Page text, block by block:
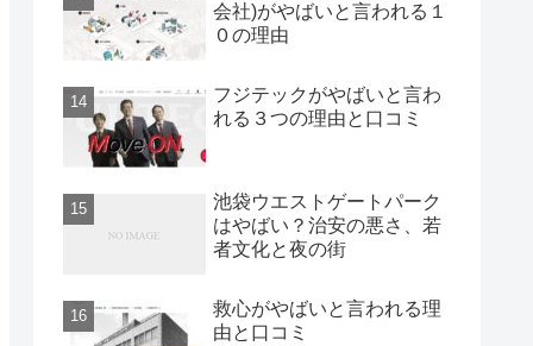
会社)がやばいと言われる１
０の理由
フジテックがやばいと言わ
れる３つの理由と口コミ
池袋ウエストゲートパーク
はやばい？治安の悪さ、若
者文化と夜の街
救心がやばいと言われる理
由と口コミ